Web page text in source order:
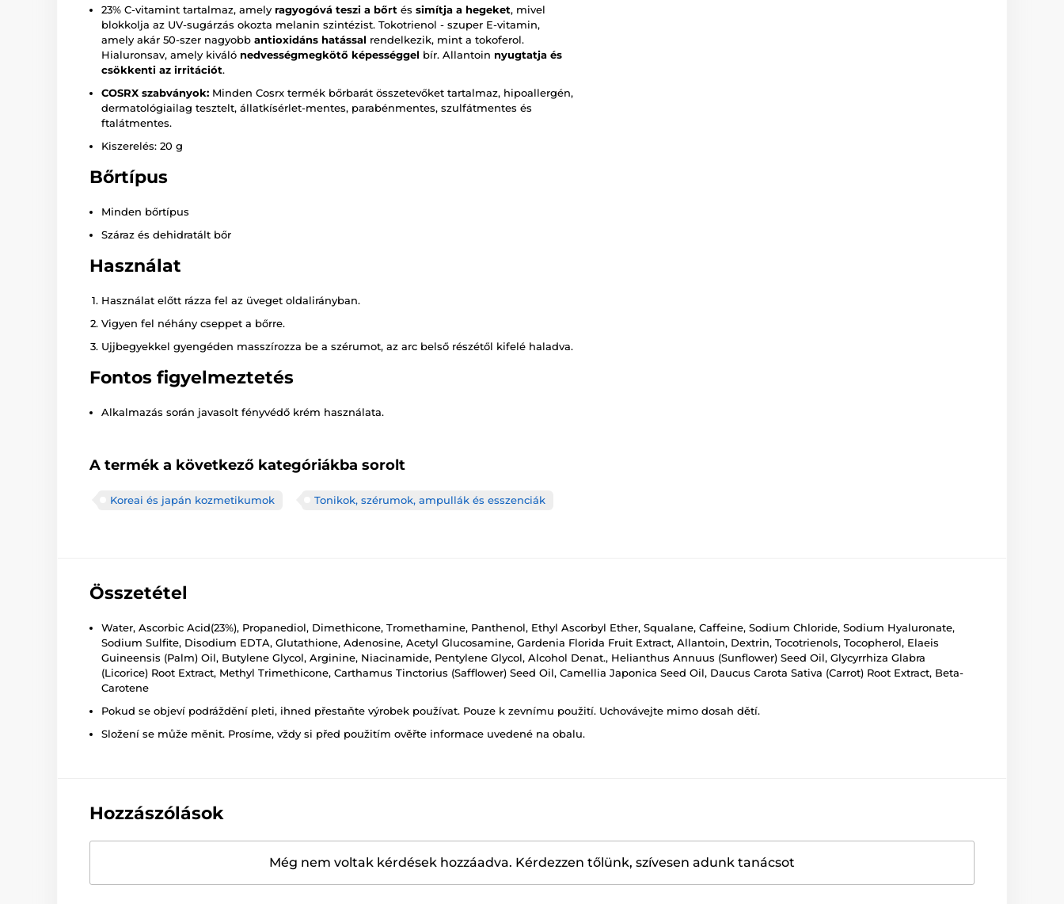
23% C-vitamint tartalmaz, amely ragyogóvá teszi a bőrt és simítja a hegeket, mivel
blokkolja az UV-sugárzás okozta melanin szintézist. Tokotrienol - szuper E-vitamin,
amely akár 50-szer nagyobb antioxidáns hatással rendelkezik, mint a tokoferol.
Hialuronsav, amely kiváló nedvességmegkötő képességgel bír. Allantoin nyugtatja és
csökkenti az irritációt.
COSRX szabványok: Minden Cosrx termék bőrbarát összetevőket tartalmaz, hipoallergén,
dermatológiailag tesztelt, állatkísérlet-mentes, parabénmentes, szulfátmentes és
ftalátmentes.
Kiszerelés: 20 g
Bőrtípus
Minden bőrtípus
Száraz és dehidratált bőr
Használat
Használat előtt rázza fel az üveget oldalirányban.
Vigyen fel néhány cseppet a bőrre.
Ujjbegyekkel gyengéden masszírozza be a szérumot, az arc belső részétől kifelé haladva.
Fontos figyelmeztetés
Alkalmazás során javasolt fényvédő krém használata.
A termék a következő kategóriákba sorolt
Koreai és japán kozmetikumok Tonikok, szérumok, ampullák és esszenciák
Összetétel
Water, Ascorbic Acid(23%), Propanediol, Dimethicone, Tromethamine, Panthenol, Ethyl Ascorbyl Ether, Squalane, Caffeine, Sodium Chloride, Sodium Hyaluronate,
Sodium Sulfite, Disodium EDTA, Glutathione, Adenosine, Acetyl Glucosamine, Gardenia Florida Fruit Extract, Allantoin, Dextrin, Tocotrienols, Tocopherol, Elaeis
Guineensis (Palm) Oil, Butylene Glycol, Arginine, Niacinamide, Pentylene Glycol, Alcohol Denat., Helianthus Annuus (Sunflower) Seed Oil, Glycyrrhiza Glabra
(Licorice) Root Extract, Methyl Trimethicone, Carthamus Tinctorius (Safflower) Seed Oil, Camellia Japonica Seed Oil, Daucus Carota Sativa (Carrot) Root Extract, Beta-
Carotene
Pokud se objeví podráždění pleti, ihned přestaňte výrobek používat. Pouze k zevnímu použití. Uchovávejte mimo dosah dětí.
Složení se může měnit. Prosíme, vždy si před použitím ověřte informace uvedené na obalu.
Hozzászólások
Még nem voltak kérdések hozzáadva. Kérdezzen tőlünk, szívesen adunk tanácsot